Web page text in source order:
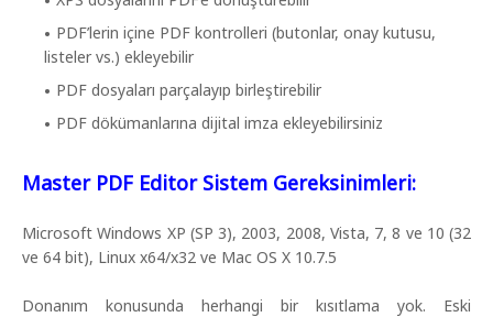
PDF’lerin içine PDF kontrolleri (butonlar, onay kutusu,
listeler vs.) ekleyebilir
PDF dosyaları parçalayıp birleştirebilir
PDF dökümanlarına dijital imza ekleyebilirsiniz
Master PDF Editor Sistem Gereksinimleri:
Microsoft Windows XP (SP 3), 2003, 2008, Vista, 7, 8 ve 10 (32
ve 64 bit), Linux x64/x32 ve Mac OS X 10.7.5
Donanım konusunda herhangi bir kısıtlama yok. Eski